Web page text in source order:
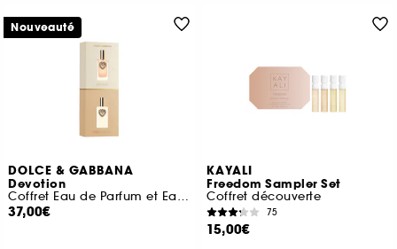
DOLCE & GABBANA
Devotion
Coffret Eau de Parfum et Eau de Parfum Intense
37,00€
Nouveauté
KAYALI
Freedom Sampler Set
Coffret découverte
75
15,00€